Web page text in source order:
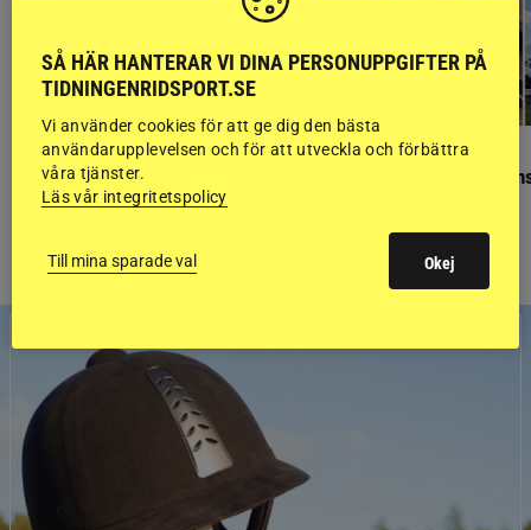
GÄSTBLOGGEN
Finaldag med jubileumsutställning
GÄSTBLOGGEN
Så gick det på
SÅ HÄR HANTERAR VI DINA PERSONUPPGIFTER PÅ
TIDNINGENRIDSPORT.SE
Vi använder cookies för att ge dig den bästa
användarupplevelsen och för att utveckla och förbättra
våra tjänster.
Läs vår integritetspolicy
Till mina sparade val Okej